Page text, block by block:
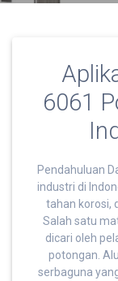
6061
Pendahuluan
industri di
tahan korosi,
Salah satu
dicari oleh
potongan.
serbaguna